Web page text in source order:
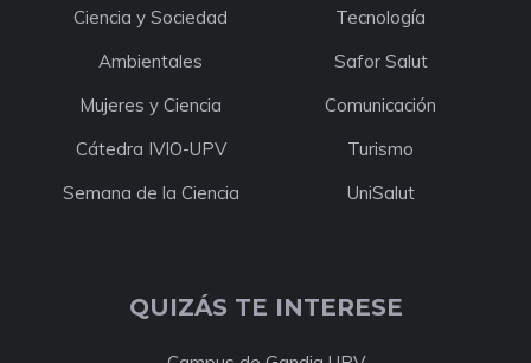
Ciencia y Sociedad
Tecnología
Ambientales
Safor Salut
Mujeres y Ciencia
Comunicación
Cátedra IVIO-UPV
Turismo
Semana de la Ciencia
UniSalut
QUIZÁS TE INTERESE